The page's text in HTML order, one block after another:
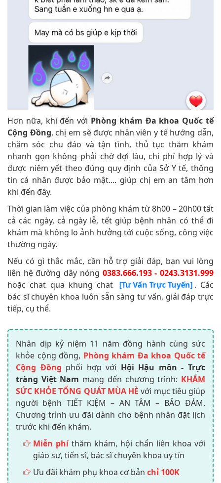
Hơn nữa, khi đến với Phòng khám Đa khoa Quốc tế
Cộng Đồng, chị em sẽ được nhân viên y tế hướng dẫn,
chăm sóc chu đáo và tận tình, thủ tục thăm khám
nhanh gọn không phải chờ đợi lâu, chi phí hợp lý và
được niêm yết theo đúng quy định của Sở Y tế, thông
tin cá nhân được bảo mật.... giúp chị em an tâm hơn
khi đến đây.
Thời gian làm việc của phòng khám từ 8h00 – 20h00 tất
cả các ngày, cả ngày lễ, tết giúp bệnh nhân có thể đi
khám mà không lo ảnh hưởng tới cuộc sống, công việc
thường ngày.
Nếu có gì thắc mắc, cần hỗ trợ giải đáp, bạn vui lòng
liên hệ đường dây nóng 0383.666.193 - 0243.3131.999
hoặc chat qua khung chat [Tư Vấn Trực Tuyến] . Các
bác sĩ chuyên khoa luôn sẵn sàng tư vấn, giải đáp trực
tiếp, cụ thể.
Nhân dịp kỷ niệm 11 năm đồng hành cùng sức
khỏe cộng đồng, Phòng khám Đa khoa Quốc tế
Cộng Đồng phối hợp với Hội Hậu môn - Trực
tràng Việt Nam mang đến chương trình: KHÁM
SỨC KHỎE TỔNG QUÁT MÙA HÈ với mục tiêu giúp
người bệnh TIẾT KIỆM – AN TÂM – BẢO ĐẢM.
Chương trình ưu đãi dành cho bệnh nhân đặt lịch
trước khi đến khám.
Miễn phíthăm khám, hội chẩn liên khoa với
giáo sư, tiến sĩ, bác sĩ chuyên khoa uy tín
Ưu đãi khám phụ khoa cơ bản chỉ 100K